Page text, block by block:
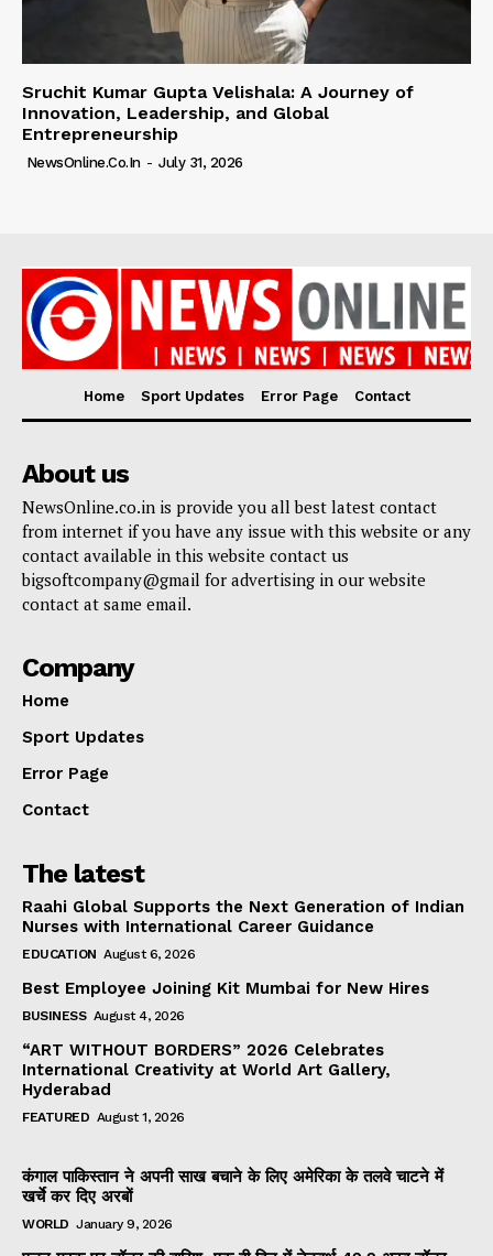
Sruchit Kumar Gupta Velishala: A Journey of
Innovation, Leadership, and Global
Entrepreneurship
NewsOnline.co.in - July 31, 2026
Home Sport Updates Error Page Contact
About us
NewsOnline.co.in is provide you all best latest contact
from internet if you have any issue with this website or any
contact available in this website contact us
bigsoftcompany@gmail for advertising in our website
contact at same email.
Company
Home
Sport Updates
Error Page
Contact
The latest
Raahi Global Supports the Next Generation of Indian
Nurses with International Career Guidance
EDUCATION August 6, 2026
Best Employee Joining Kit Mumbai for New Hires
BUSINESS August 4, 2026
“ART WITHOUT BORDERS” 2026 Celebrates
International Creativity at World Art Gallery,
Hyderabad
FEATURED August 1, 2026
कंगाल पाकिस्तान ने अपनी साख बचाने के लिए अमेरिका के तलवे चाटने में
खर्चे कर दिए अरबों
WORLD January 9, 2026